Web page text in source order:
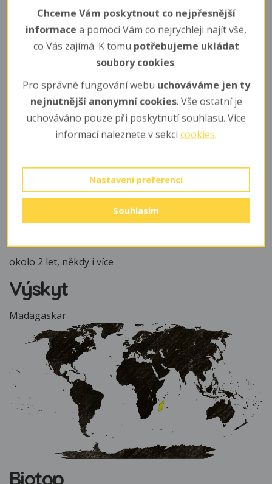
vajíčky). Vajíčka se inkubují 2 - 6 měsíců (pokud nejsou
příznivé podmínky, jsou schopni pozastavit vývoj).
Samička rodí 15 - 40 maličkých bílých larev, zvaných
nymfy. První potravou, kterou příjímají je sekret bohatý
na bílkoviny, který po porodu vylučuje samice. Nymfy
žijí skrytě, v půdě nebo štěrbinách, 6x se svlékají než se
plody, části rostlin, organické zbytky
okolo 2 let, někdy i více
Výskyt
Madagaskar
Biotop
Chceme Vám poskytnout co nejpřesnější
informace a pomoci Vám co nejrychleji najít vše,
co Vás zajímá. K tomu potřebujeme ukládat
soubory cookies.
Pro správné fungování webu uchováváme jen ty
nejnutnější anonymní cookies. Vše ostatní je
uchováváno pouze při poskytnutí souhlasu. Více
informací naleznete v sekci cookies.
Nastavení preferencí
Souhlasím